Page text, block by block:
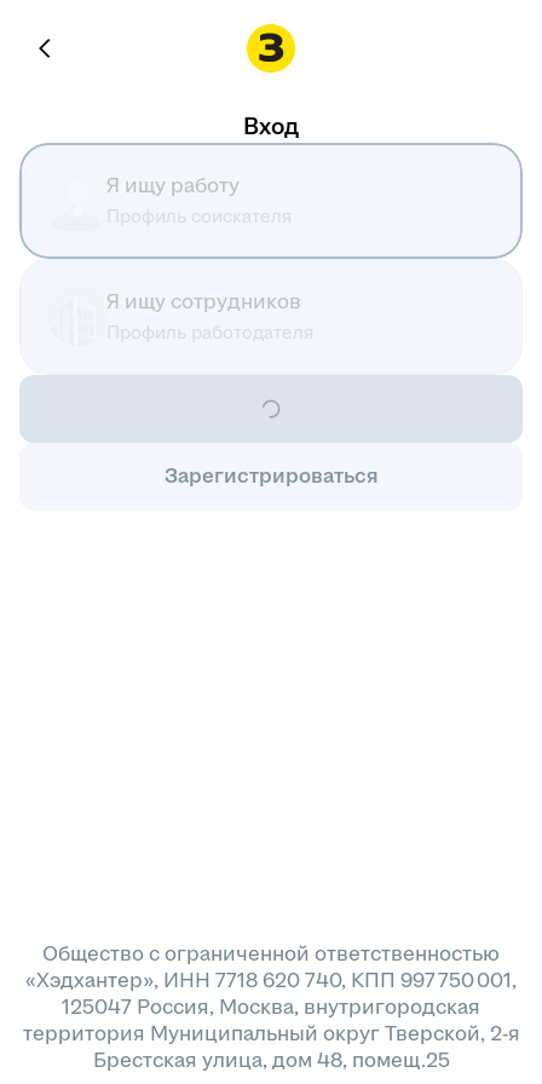
Вход
Я ищу работу
Профиль соискателя
Я ищу сотрудников
Профиль работодателя
Зарегистрироваться
Общество с ограниченной ответственностью
«Хэдхантер», ИНН 7718 620 740, КПП 997 750 001,
125047 Россия, Москва, внутригородская
территория Муниципальный округ Тверской, 2-я
Брестская улица, дом 48, помещ.25